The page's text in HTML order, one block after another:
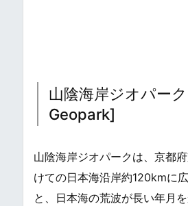
山陰海岸ジオパー
Geopark]
山陰海岸ジオパークは、京都
けての日本海沿岸約120kmに
と、日本海の荒波が長い年月